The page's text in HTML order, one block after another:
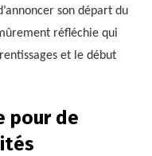
son départ du
réfléchie qui
et le début
pour de